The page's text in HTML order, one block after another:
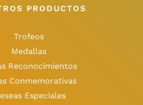
PRODUCTOS
Trofeos
Medallas
Reconocimientos
Conmemorativas
Especiales